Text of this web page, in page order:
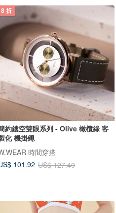
8 折
約鏤空雙眼系列 - Olive 橄欖綠 客
化 機掛繩
時間穿搭
101.92 US$ 127.40